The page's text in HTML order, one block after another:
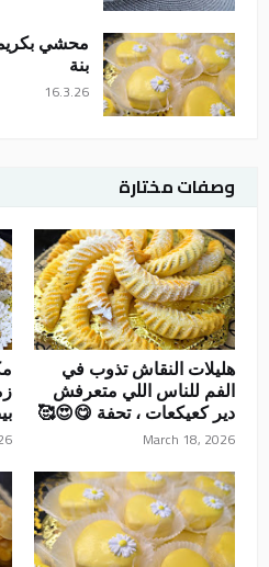
محشي
بنة
16.3.26
وصفات مختارة
هليلات النقاش تذوب في
الفم للناس اللي متعرفش
دير كعيكعات ، تحفة 😋😍🥰
March 18, 2026